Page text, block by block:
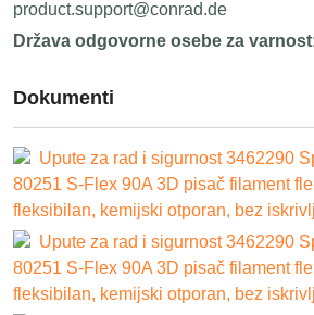
product.support@conrad.de
Država odgovorne osebe za varnost
Dokumenti
Upute za rad i sigurnost 3462290
80251 S-Flex 90A 3D pisač filament
fleksibilan, kemijski otporan, bez
Upute za rad i sigurnost 3462290
80251 S-Flex 90A 3D pisač filament
fleksibilan, kemijski otporan, bez